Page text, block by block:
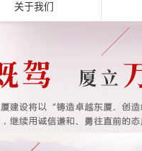
关于我们